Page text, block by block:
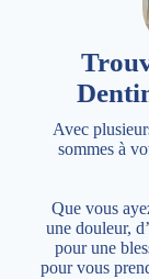
Avec
sommes à
Que vous
une douleur,
pour une
pour vous